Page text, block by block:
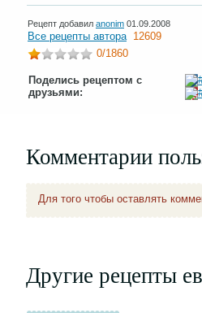
Рецепт добавил anonim 01.09.2008
Все рецепты автора 12609
0/1860
Поделись рецептом с
друзьями:
Комментарии
Для того чтобы оставлять
Другие рецепты